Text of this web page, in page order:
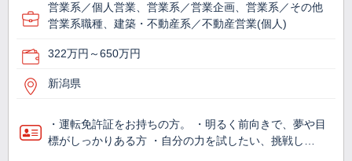
営業系／個人営業、営業系／営業企画、営業系／その他
営業系職種、建築・不動産系／不動産営業(個人)
322万円～650万円
新潟県
・運転免許証をお持ちの方。 ・明るく前向きで、夢や目
標がしっかりある方 ・自分の力を試したい、挑戦し…